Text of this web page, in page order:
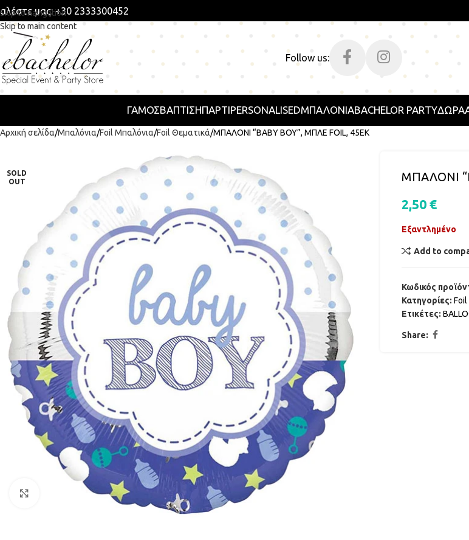
Skip to navigation
Skip to main content
μας: +30 2333300452
Follow us:
ΓΑΜΟΣΒΑΠΤΙΣΗΠΆΡΤΙPERSONALISEDΜΠΑΛΟΝΙΑBACHELOR PARTYΔΩΡΑ
Αρχική σελίδα Μπαλόνια Foil Μπαλόνια Foil Θεματικά ΜΠΑΛΟΝΙ “BABY BOY”, ΜΠΛΕ FOIL, 45ΕΚ
SOLD
OUT
Click to enlarge
ΜΠΑΛΟΝΙ
2,50 €
Εξαντλημένο
Add to
Κωδικός
Κατηγορίες: Foil
Ετικέτες:
Share: